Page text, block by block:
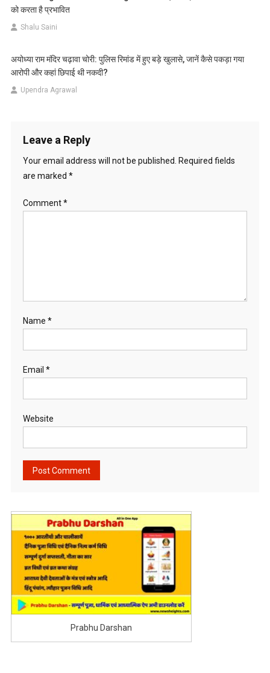
को करता है प्रभावित
Shalu Saini
अयोध्या राम मंदिर चढ़ावा चोरी: पुलिस रिमांड में हुए बड़े खुलासे, जानें कैसे पकड़ा गया
आरोपी और कहां छिपाई थी नकदी?
Upendra Agrawal
Leave a Reply
Your email address will not be published.
Required fields
are marked *
Comment*
Name *
Email *
Website
Prabhu Darshan